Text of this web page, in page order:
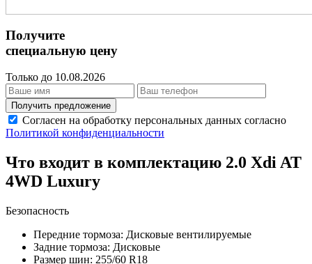
Получите
специальную цену
Только до 10.08.2026
Получить предложение
Согласен на обработку персональных данных согласно
Политикой конфиденциальности
Что входит в комплектацию 2.0 Xdi AT
4WD Luxury
Безопасность
Передние тормоза: Дисковые вентилируемые
Задние тормоза: Дисковые
Размер шин: 255/60 R18